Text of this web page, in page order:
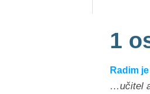
1
Radim
…učitel